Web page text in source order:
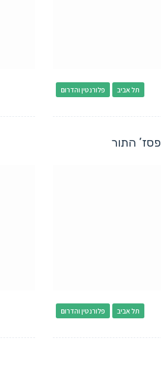
פלורנטין והדרום תל אביב
פסז’ התור
פלורנטין והדרום תל אביב